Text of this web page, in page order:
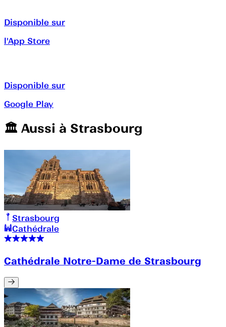
Disponible sur
l'App Store
Disponible sur
Google Play
🏛️️ Aussi à Strasbourg
Strasbourg
Cathédrale
Cathédrale Notre-Dame de Strasbourg